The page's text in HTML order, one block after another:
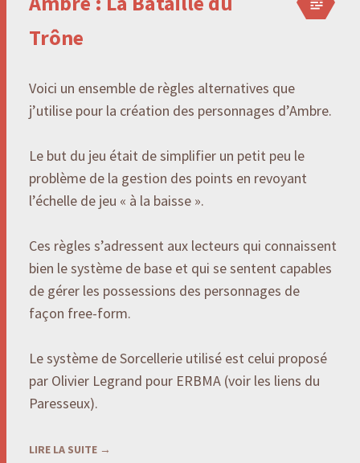
Trône
Voici un ensemble de règles alternatives que
j’utilise pour la création des personnages d’Ambre.
Le but du jeu était de simplifier un petit peu le
problème de la gestion des points en revoyant
l’échelle de jeu « à la baisse ».
Ces règles s’adressent aux lecteurs qui connaissent
bien le système de base et qui se sentent capables
de gérer les possessions des personnages de
façon free-form.
Le système de Sorcellerie utilisé est celui proposé
par Olivier Legrand pour ERBMA (voir les liens du
Paresseux).
LIRE LA SUITE →